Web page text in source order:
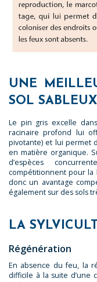
UNE
SOL SABLEUX
Le pin gris excelle
racinaire profond lui
pivotante) et lui permet
en matière organique.
d’espèces
compétitionnent pour la
donc un avantage
également sur des sols
LA
Régénération
En absence du feu, la
difficile à la suite d’une